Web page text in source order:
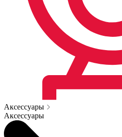
Аксессуары
Аксессуары